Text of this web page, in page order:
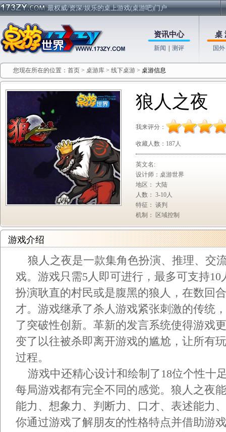
最权威/资深/娱乐的桌上游戏(桌游吧)门户
资讯中心
新闻 测评
桌
国外
您现在所在的位置： 首页 > 桌游库 > 线下桌游 > 桌游信息
狼人之夜
我来评分：
收藏人数： 187人
英文名:
设计师：桌游世界
地区： 大陆
人数： 3-10人
特征： 谈判
机制： 区域控制
游戏介绍
狼人之夜是一款集角色扮演、推理、交
戏。游戏只需5人即可进行，最多可支持
扮演耿直的村民或是腹黑的狼人，在数回
才。游戏继承了杀人游戏紧张刺激的传统
了突破性创新。革新的发言系统使得游戏
变了以往被杀即离开游戏的尴尬，让所有
过程。
游戏中还精心设计和绘制了18位个性十
每局游戏都有完全不同的感觉。狼人之夜
能力、想象力、判断力、口才、表述能力
你通过游戏了解朋友的性格特点并借助游